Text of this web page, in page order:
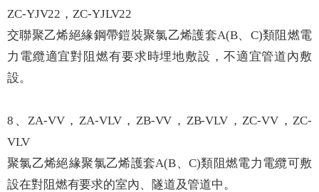
ZC-YJV22，ZC-YJLV22
交聯聚乙烯絕緣鋼帶鎧裝聚氯乙烯護套A(B、C)類阻燃電
力電纜適宜對阻燃有要求時埋地敷設，不適宜管道內敷
設。
8、ZA-VV，ZA-VLV，ZB-VV，ZB-VLV，ZC-VV，ZC-
VLV
聚氯乙烯絕緣聚氯乙烯護套A(B、C)類阻燃電力電纜可敷
設在對阻燃有要求的室內、隧道及管道中。